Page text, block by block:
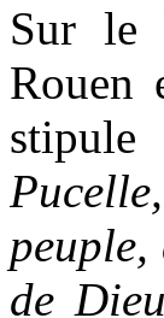
Sur le
Rouen
peuple,
de